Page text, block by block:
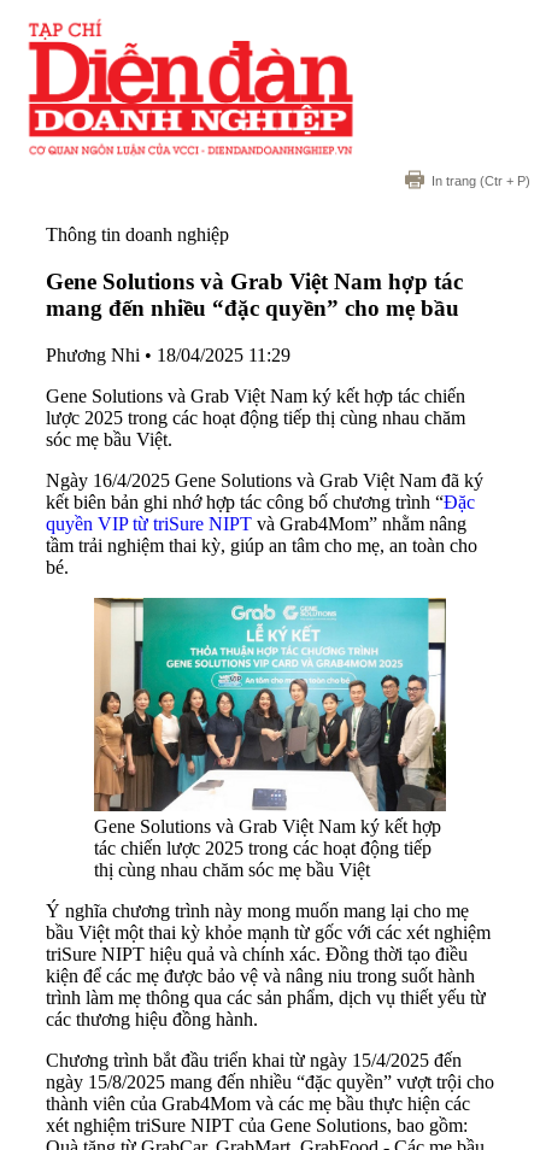
In trang (Ctr + P)
Thông tin doanh nghiệp
Gene Solutions và Grab Việt Nam hợp tác
mang đến nhiều “đặc quyền” cho mẹ bầu
Phương Nhi • 18/04/2025 11:29
Gene Solutions và Grab Việt Nam ký kết hợp tác chiến
lược 2025 trong các hoạt động tiếp thị cùng nhau chăm
sóc mẹ bầu Việt.
Ngày 16/4/2025 Gene Solutions và Grab Việt Nam đã ký
kết biên bản ghi nhớ hợp tác công bố chương trình “Đặc
quyền VIP từ triSure NIPT và Grab4Mom” nhằm nâng
tầm trải nghiệm thai kỳ, giúp an tâm cho mẹ, an toàn cho
bé.
Gene Solutions và Grab Việt Nam ký kết hợp
tác chiến lược 2025 trong các hoạt động tiếp
thị cùng nhau chăm sóc mẹ bầu Việt
Ý nghĩa chương trình này mong muốn mang lại cho mẹ
bầu Việt một thai kỳ khỏe mạnh từ gốc với các xét nghiệm
triSure NIPT hiệu quả và chính xác. Đồng thời tạo điều
kiện để các mẹ được bảo vệ và nâng niu trong suốt hành
trình làm mẹ thông qua các sản phẩm, dịch vụ thiết yếu từ
các thương hiệu đồng hành.
Chương trình bắt đầu triển khai từ ngày 15/4/2025 đến
ngày 15/8/2025 mang đến nhiều “đặc quyền” vượt trội cho
thành viên của Grab4Mom và các mẹ bầu thực hiện các
xét nghiệm triSure NIPT của Gene Solutions, bao gồm: